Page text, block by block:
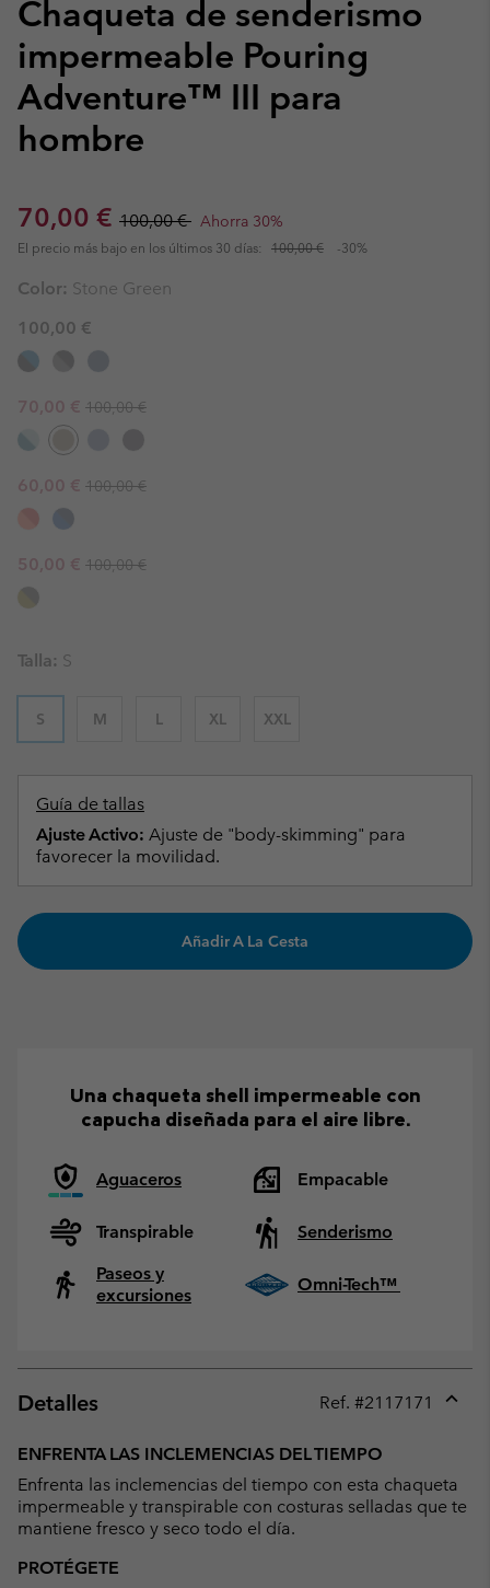
Chaqueta de senderismo
impermeable Pouring
Adventure™ III para
hombre
Sale price:
70,00 € Regular price:
100,00 € Ahorra 30%
El precio más bajo en los últimos 30 días: 100,00 € -30%
Color: Stone Green
100,00 €
Sale price:
70,00 € Regular price:
100,00 €
Sale price:
60,00 € Regular price:
100,00 €
Sale price:
50,00 € Regular price:
100,00 €
Talla: S
S M L XL XXL
Guía de tallas
Ajuste Activo: Ajuste de "body-skimming" para
favorecer la movilidad.
Añadir A La Cesta
Una chaqueta shell impermeable con
capucha diseñada para el aire libre.
Aguaceros Empacable
Transpirable
Senderismo
Paseos y
excursiones
Omni-Tech™
Detalles Ref. #2117171
ENFRENTA LAS INCLEMENCIAS DEL TIEMPO
Enfrenta las inclemencias del tiempo con esta chaqueta
impermeable y transpirable con costuras selladas que te
mantiene fresco y seco todo el día.
PROTÉGETE